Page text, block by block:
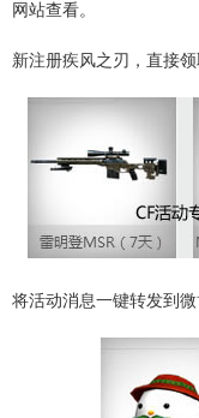
网站查看。
新注册疾风之刃，直接
将活动消息一键转发到